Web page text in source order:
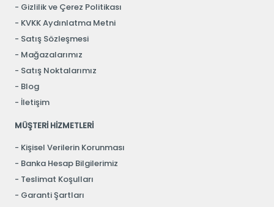
Gizlilik ve Çerez Politikası
KVKK Aydınlatma Metni
Satış Sözleşmesi
Mağazalarımız
Satış Noktalarımız
Blog
İletişim
MÜŞTERİ HİZMETLERİ
Kişisel Verilerin Korunması
Banka Hesap Bilgilerimiz
Teslimat Koşulları
Garanti Şartları